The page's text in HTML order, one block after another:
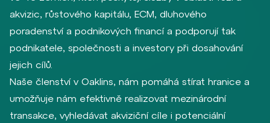
akvizic, růstového kapitálu, ECM, dluhového
poradenství a podnikových financí a podporují tak
podnikatele, společnosti a investory při dosahování
jejich cílů.
Naše členství v Oaklins, nám pomáhá stírat hranice a
umožňuje nám efektivně realizovat mezinárodní
transakce, vyhledávat akviziční cíle i potenciální